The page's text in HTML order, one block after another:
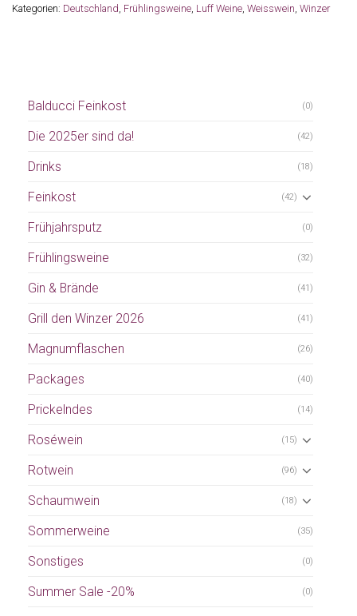
Balducci Feinkost (0)
Die 2025er sind da! (42)
Drinks (18)
Feinkost (42)
Frühjahrsputz (0)
Frühlingsweine (32)
Gin & Brände (41)
Grill den Winzer 2026 (41)
Magnumflaschen (26)
Packages (40)
Prickelndes (14)
Roséwein (15)
Rotwein (96)
Schaumwein (18)
Sommerweine (35)
Sonstiges (0)
Summer Sale -20% (0)
Kategorien: Deutschland Frühlingsweine Luff Weine Weisswein Winzer